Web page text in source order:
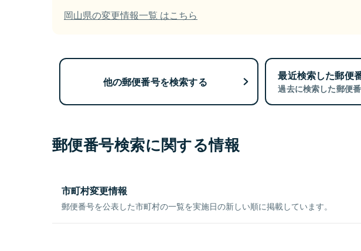
岡山県の変更情報一覧 はこちら
他の郵便番号を検索する 最近検索した郵便
過去に検索した郵便
郵便番号検索に関する情報
市町村変更情報
郵便番号を公表した市町村の一覧を実施日の新しい順に掲載しています。